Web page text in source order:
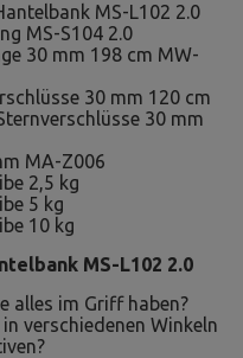
MS-L102 2.0
MS-S104 2.0
30 mm 198 cm MW-
30 mm 120 cm
30 mm
MA-Z006
2,5 kg
5 kg
10 kg
MS-L102 2.0
alles im Griff haben?
verschiedenen Winkeln